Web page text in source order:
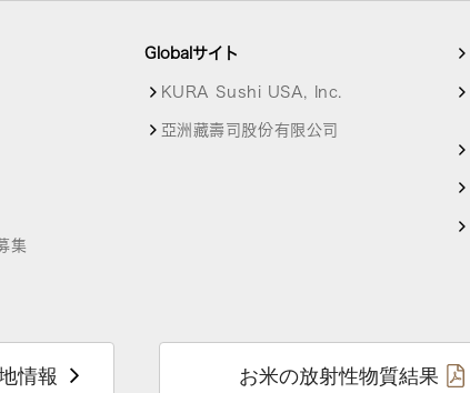
集
Globalサイト
KURA Sushi USA, Inc.
亞洲藏壽司股份有限公司
情報 お米の放射性物質結果